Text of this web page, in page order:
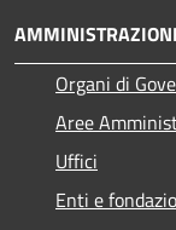
Organi di
Aree
Uffici
Enti e